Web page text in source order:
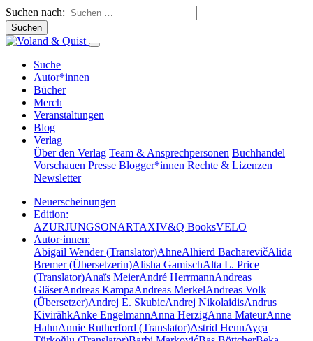
Suchen nach:
Suche
Autor*innen
Bücher
Merch
Veranstaltungen
Blog
Verlag
Über den Verlag Team & Ansprechpersonen Buchhandel
Vorschauen Presse Blogger*innen Rechte & Lizenzen
Newsletter
Neuerscheinungen
Edition:
AZURJUNGSONARTAXIV&Q BooksVELO
Autor·innen:
Abigail Wender (Translator)AhneAlhierd BacharevičAlida
Bremer (Übersetzerin)Alisha GamischAlta L. Price
(Translator)Anaïs MeierAndré HerrmannAndreas
GläserAndreas KampaAndreas MerkelAndreas Volk
(Übersetzer)Andrej E. SkubicAndrej NikolaidisAndrus
KivirähkAnke EngelmannAnna HerzigAnna MateurAnne
HahnAnnie Rutherford (Translator)Astrid HennAyça